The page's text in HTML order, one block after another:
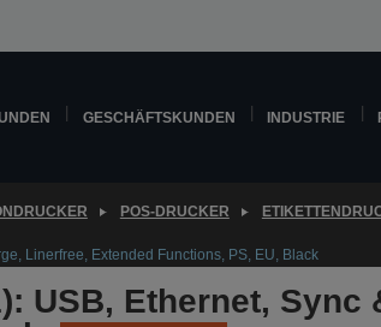
GESCHÄFTSKUNDEN INDUSTRIE
POS-DRUCKER
Linerfree, Extended Functions, PS, EU, Black
USB, Ethernet,